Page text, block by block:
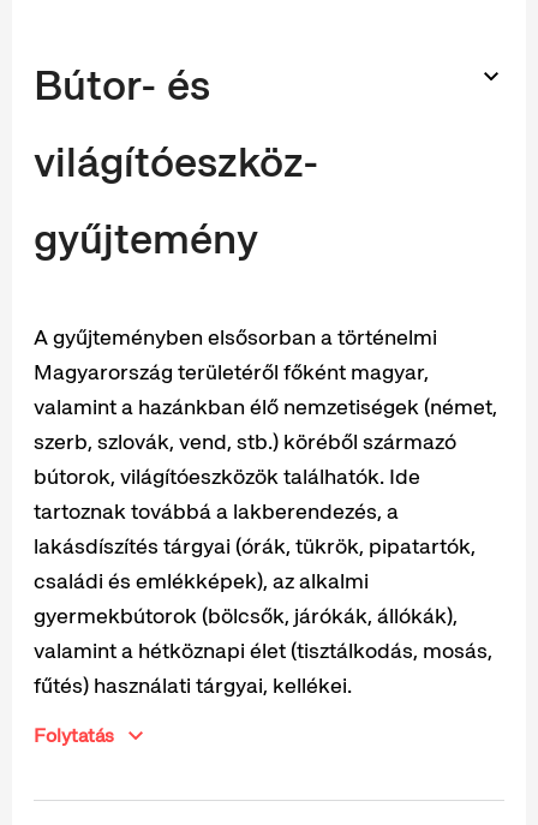
Bútor- és
világítóeszköz-
gyűjtemény
A gyűjteményben elsősorban a történelmi
Magyarország területéről főként magyar,
valamint a hazánkban élő nemzetiségek (német,
szerb, szlovák, vend, stb.) köréből származó
bútorok, világítóeszközök találhatók. Ide
tartoznak továbbá a lakberendezés, a
lakásdíszítés tárgyai (órák, tükrök, pipatartók,
családi és emlékképek), az alkalmi
gyermekbútorok (bölcsők, járókák, állókák),
valamint a hétköznapi élet (tisztálkodás, mosás,
fűtés) használati tárgyai, kellékei.
Folytatás